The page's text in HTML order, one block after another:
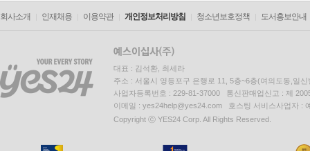
회사소개 인재채용 이용약관 개인정보처리방침 청소년보호정책 도서홍보안내
대표 : 김석환, 최세라
주소 : 서울시 영등포구 은행로 11, 5층~6층(여의도동,일신
사업자등록번호 : 229-81-37000 통신판매업신고 : 제
이메일 : yes24help@yes24.com 호스팅 서비스사업자 :
Copyright ⓒ YES24 Corp. All Rights Reserved.